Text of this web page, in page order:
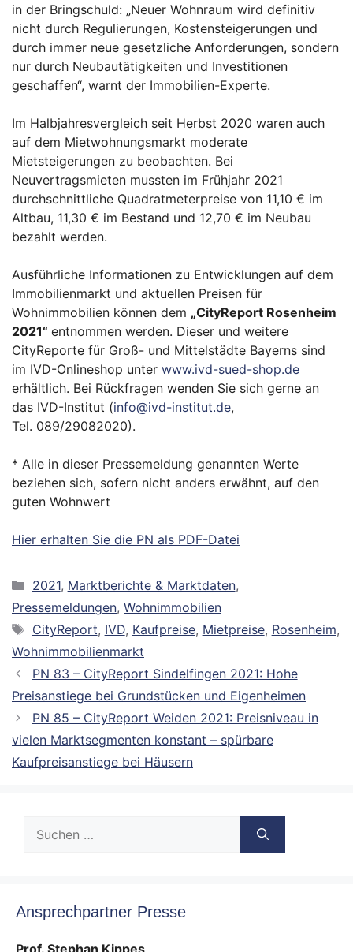
in der Bringschuld: „Neuer Wohnraum wird definitiv
nicht durch Regulierungen, Kostensteigerungen und
durch immer neue gesetzliche Anforderungen, sondern
nur durch Neubautätigkeiten und Investitionen
geschaffen“, warnt der Immobilien-Experte.
Im Halbjahresvergleich seit Herbst 2020 waren auch
auf dem Mietwohnungsmarkt moderate
Mietsteigerungen zu beobachten. Bei
Neuvertragsmieten mussten im Frühjahr 2021
durchschnittliche Quadratmeterpreise von 11,10 € im
Altbau, 11,30 € im Bestand und 12,70 € im Neubau
bezahlt werden.
Ausführliche Informationen zu Entwicklungen auf dem
Immobilienmarkt und aktuellen Preisen für
Wohnimmobilien können dem „CityReport Rosenheim
2021“ entnommen werden. Dieser und weitere
CityReporte für Groß- und Mittelstädte Bayerns sind
im IVD-Onlineshop unter www.ivd-sued-shop.de
erhältlich. Bei Rückfragen wenden Sie sich gerne an
das IVD-Institut (info@ivd-institut.de,
Tel. 089/29082020).
* Alle in dieser Pressemeldung genannten Werte
beziehen sich, sofern nicht anders erwähnt, auf den
guten Wohnwert
Hier erhalten Sie die PN als PDF-Datei
Kategorien
2021, Marktberichte & Marktdaten,
Pressemeldungen, Wohnimmobilien
Schlagwörter
CityReport, IVD, Kaufpreise, Mietpreise, Rosenheim,
Wohnimmobilienmarkt
PN 83 – CityReport Sindelfingen 2021: Hohe
Preisanstiege bei Grundstücken und Eigenheimen
PN 85 – CityReport Weiden 2021: Preisniveau in
vielen Marktsegmenten konstant – spürbare
Kaufpreisanstiege bei Häusern
nach:
Ansprechpartner Presse
Prof. Stephan Kippes